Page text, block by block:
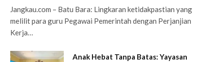
Jangkau.com – Batu Bara: Lingkaran ketidakpastian yang
melilit para guru Pegawai Pemerintah dengan Perjanjian
Kerja…
Anak Hebat Tanpa Batas: Yayasan